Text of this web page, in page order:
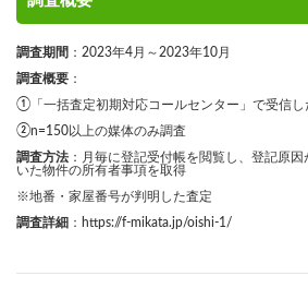
調査期間 ：2023年4月～2023年10月
調査概要 ：
①「一括査定初期対応コールセンター」で受信し
②n=150以上の媒体のみ調査
調査方法 ：月毎に登記受付帳を閲覧し、登記原
いた物件の所有者事項を取得
※地番・家屋番号が判明した査定
調査詳細 ： https://f-mikata.jp/oishi-1/